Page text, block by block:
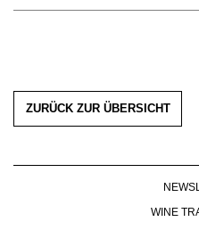
ZURÜCK ZUR ÜBERSICHT
WINE